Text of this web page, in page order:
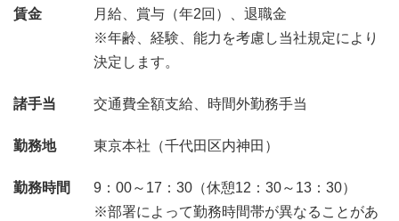
賃金
月給、賞与（年2回）、退職金
※年齢、経験、能力を考慮し当社規定により
決定します。
諸手当 交通費全額支給、時間外勤務手当
勤務地 東京本社（千代田区内神田）
勤務時間
9：00～17：30（休憩12：30～13：30）
※部署によって勤務時間帯が異なることがあ